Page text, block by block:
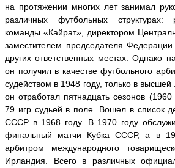
на протяжении многих лет занимал
различных футбольных структурах:
команды «Кайрат», директором
заместителем председателя
других ответственных местах. Однако
он получил в качестве футбольного
судейством в 1948 году, только в
он отработал пятнадцать сезонов
79 игр судьей в поле. Вошел в список
СССР в 1968 году. В 1970 году
финальный матчи Кубка СССР, а в
арбитром международного
Ирландия. Всего в различных